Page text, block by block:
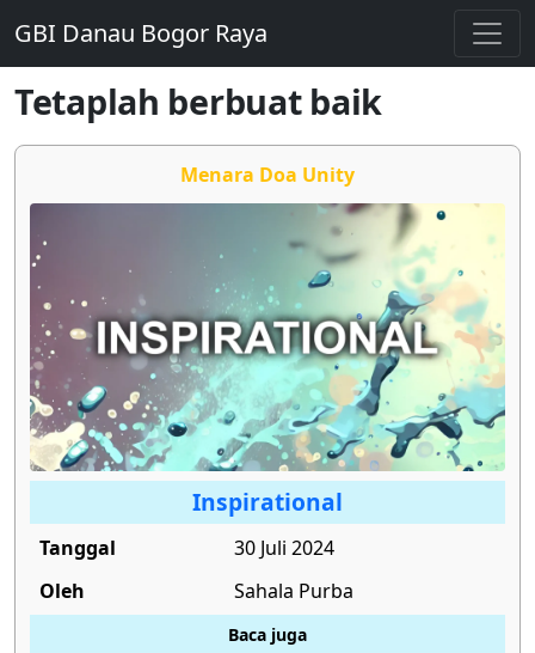
GBI Danau Bogor Raya
Tetaplah berbuat baik
Menara Doa Unity
Inspirational
Tanggal
30 Juli 2024
Oleh
Sahala Purba
Baca juga